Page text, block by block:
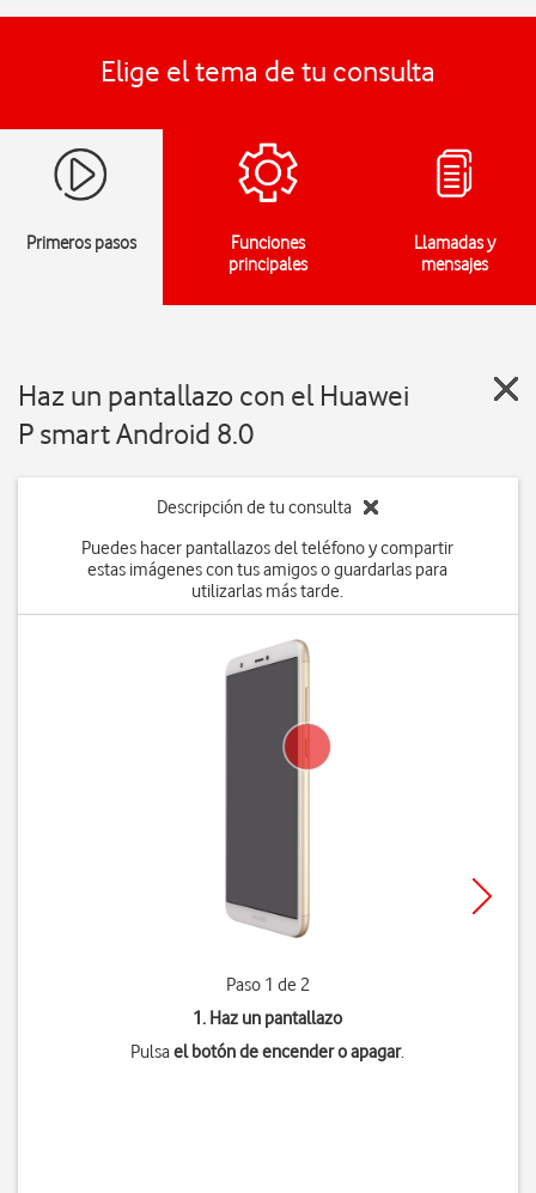
Elige el tema de tu consulta
Primeros pasos
Funciones
principales
Llamadas y
mensajes
Haz un pantallazo con el Huawei
P smart Android 8.0
Descripción de tu consulta
Puedes hacer pantallazos del teléfono y compartir
estas imágenes con tus amigos o guardarlas para
utilizarlas más tarde.
Paso 1 de 2
1. Haz un pantallazo
Pulsael botón de encender o apagar.